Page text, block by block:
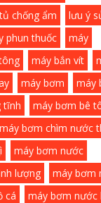
chống ẩm
lưu ý
phun thuốc
máy
máy bắn vít
máy bơm
máy
tĩnh
máy bơm bê
máy bơm chìm nước
máy bơm nước
lượng
máy bơm
cá
máy bơm nước